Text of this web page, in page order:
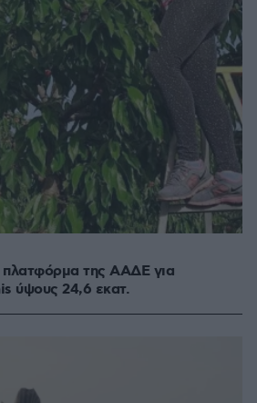
της ΑΑΔΕ για
ύψους 24,6 εκατ.